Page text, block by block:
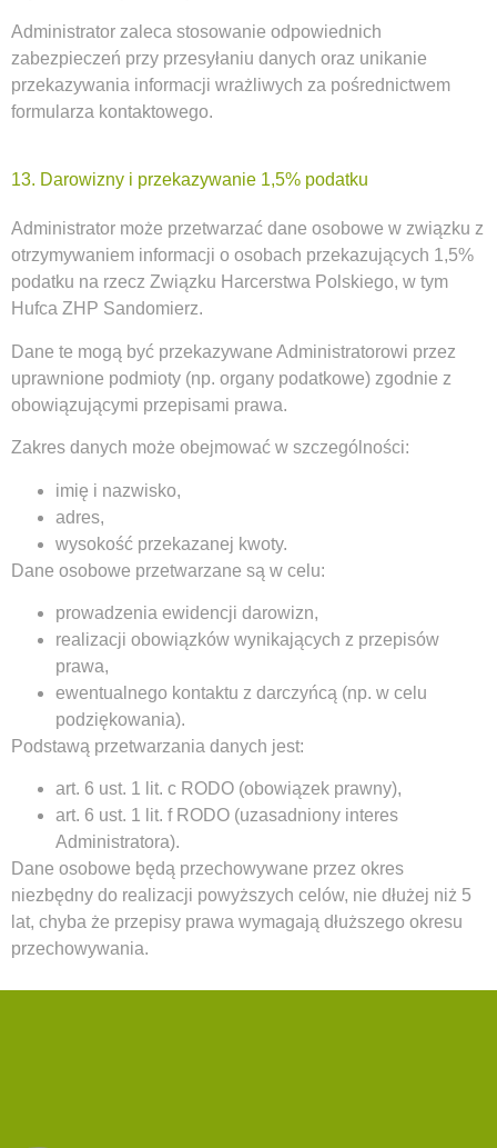
Administrator zaleca stosowanie odpowiednich
zabezpieczeń przy przesyłaniu danych oraz unikanie
przekazywania informacji wrażliwych za pośrednictwem
formularza kontaktowego.
13. Darowizny i przekazywanie 1,5% podatku
Administrator może przetwarzać dane osobowe w związku z
otrzymywaniem informacji o osobach przekazujących 1,5%
podatku na rzecz Związku Harcerstwa Polskiego, w tym
Hufca ZHP Sandomierz.
Dane te mogą być przekazywane Administratorowi przez
uprawnione podmioty (np. organy podatkowe) zgodnie z
obowiązującymi przepisami prawa.
Zakres danych może obejmować w szczególności:
imię i nazwisko,
adres,
wysokość przekazanej kwoty.
Dane osobowe przetwarzane są w celu:
prowadzenia ewidencji darowizn,
realizacji obowiązków wynikających z przepisów
prawa,
ewentualnego kontaktu z darczyńcą (np. w celu
podziękowania).
Podstawą przetwarzania danych jest:
art. 6 ust. 1 lit. c RODO (obowiązek prawny),
art. 6 ust. 1 lit. f RODO (uzasadniony interes
Administratora).
Dane osobowe będą przechowywane przez okres
niezbędny do realizacji powyższych celów, nie dłużej niż 5
lat, chyba że przepisy prawa wymagają dłuższego okresu
przechowywania.